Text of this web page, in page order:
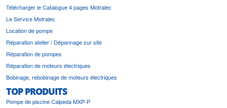
Télécharger le Catalogue 4 pages Motralec
Le Service Motralec
Location de pompe
Réparation atelier / Dépannage sur site
Réparation de pompes
Réparation de moteurs électriques
Bobinage, rebobinage de moteurs électriques
TOP PRODUITS
Pompe de piscine Calpeda MXP-P